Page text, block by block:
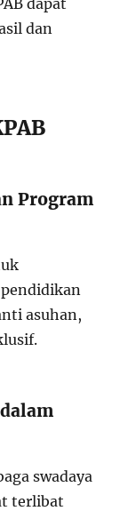
dapat
dan
Program
asuhan,
swadaya
terlibat